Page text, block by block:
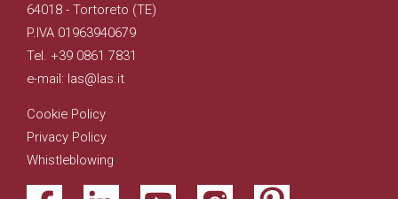
64018 - Tortoreto (TE)
P.IVA 01963940679
Tel. +39 0861 7831
e-mail: las@las.it
Cookie Policy
Privacy Policy
Whistleblowing